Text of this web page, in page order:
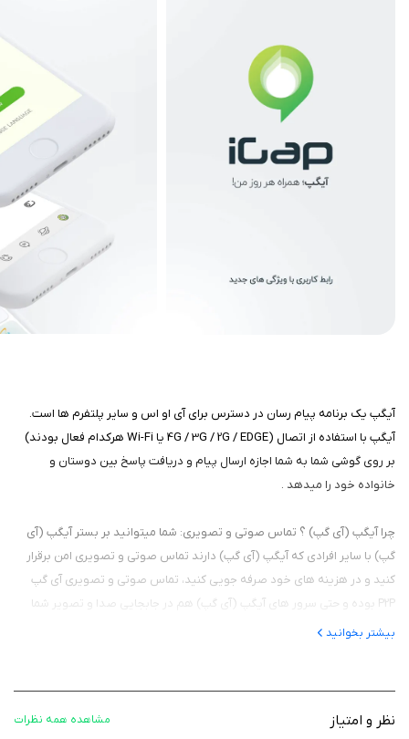
آیگپ یک برنامه پیام رسان در دسترس برای آی او اس و سایر پلتفرم ها است.
آیگپ با استفاده از اتصال (4G / 3G / 2G / EDGE یا Wi-Fi هرکدام فعال بودند)
بر روی گوشی شما به شما اجازه ارسال پیام و دریافت پاسخ بین دوستان و
خانواده خود را میدهد .
چرا آیگپ (آی گپ) ؟ تماس صوتی و تصویری: شما میتوانید بر بستر آیگپ (آی
گپ) با سایر افرادی که آیگپ (آی گپ) دارند تماس صوتی و تصویری امن برقرار
کنید و در هزینه های خود صرفه جویی کنید، تماس صوتی و تصویری آی گپ
P2P بوده و حتی سرور های آیگپ (آی گپ) هم در جابجایی صدا و تصویر شما
دخالت ندارند.
جهان صورت می‌گیرد .
بیشتر بخوانید
مشاهده همه نظرات نظر و امتیاز